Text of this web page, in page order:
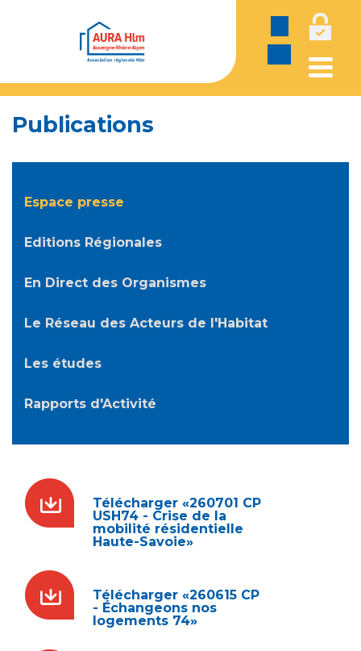
Publications
Espace presse
Editions Régionales
En Direct des Organismes
Le Réseau des Acteurs de l'Habitat
Les études
Rapports d'Activité
Télécharger «260701 CP
USH74 - Crise de la
mobilité résidentielle
Haute-Savoie»
Télécharger «260615 CP
- Échangeons nos
logements 74»